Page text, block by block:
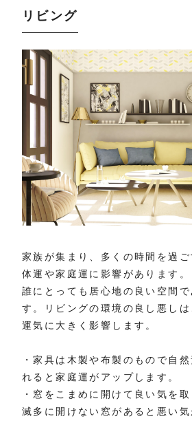
リビング
家族が集まり、多くの時間を過
体運や家庭運に影響があります。
誰にとっても居心地の良い空間
す。リビングの環境の良し悪し
運気に大きく影響します。
・家具は木製や布製のもので自
れると家庭運がアップします。
・窓をこまめに開けて良い気を
滅多に開けない窓があると悪い